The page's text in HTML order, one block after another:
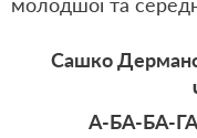
Сашко
А-БА-БА-